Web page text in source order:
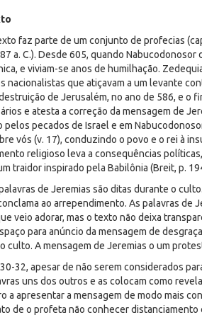
faz parte de um conjunto de profecias
a. C.). Desde 605, quando
e viviam-se anos de humilhação.
nacionalistas que atiçavam a um levante
de Jerusalém, no ano de 586, e o
e atesta a correção da mensagem de
pelos pecados de Israel e em
vós (v. 17), conduzindo o povo e o rei à
religioso leva a consequências
traidor inspirado pela Babilônia (Breit, p.
de Jeremias são ditas durante o
ao arrependimento. As palavras de
veio adorar, mas o texto não deixa
para anúncio da mensagem de
culto. A mensagem de Jeremias o um
32, apesar de não serem considerados
uns dos outros e as colocam como
a apresentar a mensagem de modo mais
de o profeta não conhecer